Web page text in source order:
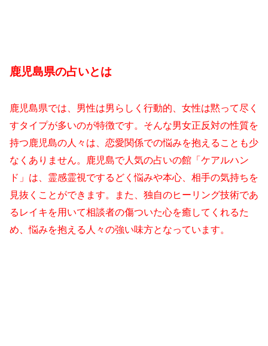
鹿児島県の占いとは
鹿児島県では、男性は男らしく行動的、女性は黙って尽く
すタイプが多いのが特徴です。そんな男女正反対の性質を
持つ鹿児島の人々は、恋愛関係での悩みを抱えることも少
なくありません。鹿児島で人気の占いの館「ケアルハン
ド」は、霊感霊視でするどく悩みや本心、相手の気持ちを
見抜くことができます。また、独自のヒーリング技術であ
るレイキを用いて相談者の傷ついた心を癒してくれるた
め、悩みを抱える人々の強い味方となっています。